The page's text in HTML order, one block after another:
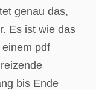
genau das,
Es ist wie das
pdf
bis Ende